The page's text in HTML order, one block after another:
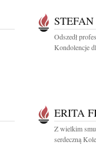
Odszedł
Kondolencje
ERITA
Z wielkim
serdeczną